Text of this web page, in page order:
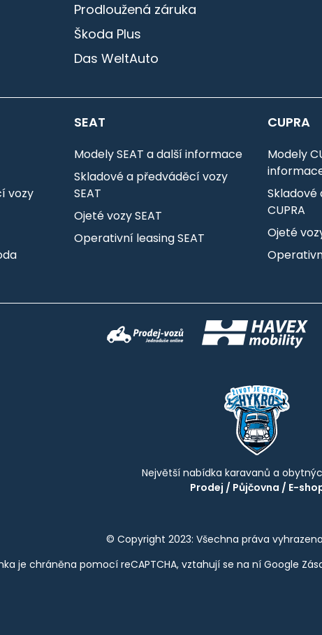
Prodloužená záruka
Škoda Plus
Das WeltAuto
vozy
SEAT
Modely SEAT a další informace
Skladové a předváděcí vozy
SEAT
Ojeté vozy SEAT
Operativní leasing SEAT
CUPRA
Modely
CUPRA
Ojeté
Největší nabídka karavanů a
Prodej / Půjčovna / E-
© Copyright 2023: Všechna práva vyhrazena
je chráněna pomocí reCAPTCHA, vztahují se na ní Google